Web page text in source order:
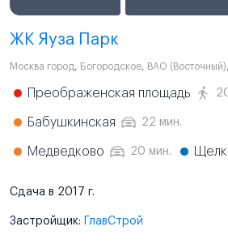
ЖК Яуза Парк
Москва город, Богородское, ВАО (Восточный),
Преображенская площадь
Бабушкинская 22 мин.
Медведково 20 мин.
Сдача в 2017 г.
Застройщик: ГлавСтрой